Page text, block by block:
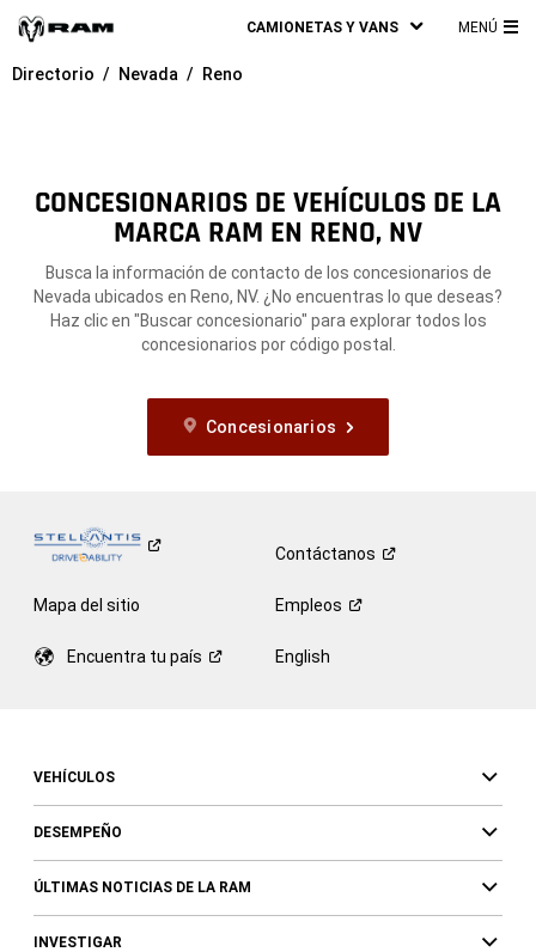
CAMIONETAS Y VANS MENÚ
Directorio Nevada Reno
CONCESIONARIOS DE VEHÍCULOS DE LA
MARCA RAM EN RENO, NV
Busca la información de contacto de los concesionarios de
Nevada ubicados en Reno, NV. ¿No encuentras lo que deseas?
Haz clic en "Buscar concesionario" para explorar todos los
concesionarios por código postal.
Concesionarios
Contáctanos
Mapa del sitio Empleos
Encuentra tu país English
VEHÍCULOS
DESEMPEÑO
ÚLTIMAS NOTICIAS DE LA RAM
INVESTIGAR